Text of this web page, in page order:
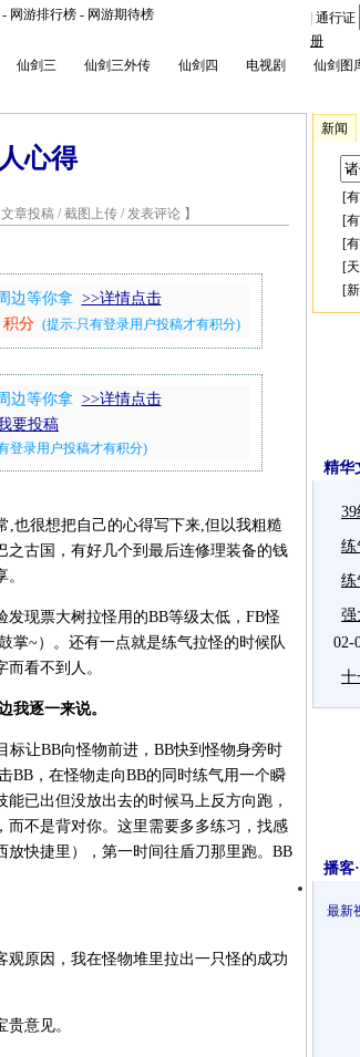
- 网游排行榜 - 网游期待榜 通行证
册
仙剑三 仙剑三外传 仙剑四 电视剧 仙剑图
心得
文章投稿 / 截图上传/ 发表评论】
边等你拿 >>详情点击
积分 (提示:只有登录用户投稿才有积分)
边等你拿 >>详情点击
要投稿
登录用户投稿才有积分)
很想把自己的心得写下来,但以我粗糙
之古国，有好几个到最后连修理装备的钱
现票大树拉怪用的BB等级太低，FB怪
掌~）。还有一点就是练气拉怪的时候队
看不到人。
我逐一来说。
标让BB向怪物前进，BB快到怪物身旁时
BB，在怪物走向BB的同时练气用一个瞬
已出但没放出去的时候马上反方向跑，
不是背对你。这里需要多多练习，找感
快捷里），第一时间往盾刀那里跑。BB
原因，我在怪物堆里拉出一只怪的成功
意见。
新闻
[
[
[
[
[
精华
练
练
强
02-
十
播客
最新